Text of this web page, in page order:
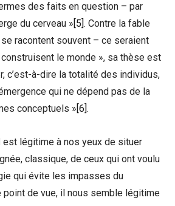
des faits en question – par
du cerveau » [5] . Contre la fable
racontent souvent – ce seraient
le monde », sa thèse est
c’est-à-dire la totalité des individus,
qui ne dépend pas de la
conceptuels » [6] .
est légitime à nos yeux de situer
classique, de ceux qui ont voulu
qui évite les impasses du
point de vue, il nous semble légitime